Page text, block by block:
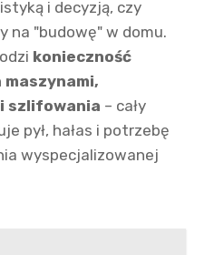
i decyzją, czy
na "budowę" w domu.
konieczność
szlifowania – cały
pył, hałas i potrzebę
wyspecjalizowanej